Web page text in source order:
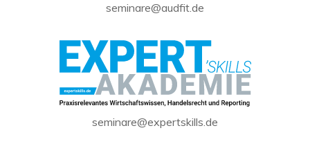
seminare@audfit.de
seminare@expertskills.de